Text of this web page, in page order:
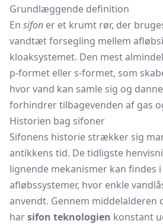
Grundlæggende definition
En sifon er et krumt rør, der
vandtæt forsegling mellem
kloaksystemet. Den mest
p-formet eller s-formet, som
hvor vand kan samle sig og
forhindrer tilbagevenden af gas
Historien bag sifoner
Sifonens historie strækker sig
antikkens tid. De tidligste
lignende mekanismer kan findes
afløbssystemer, hvor enkle
anvendt. Gennem middelalderen
harsifon teknologien konstant